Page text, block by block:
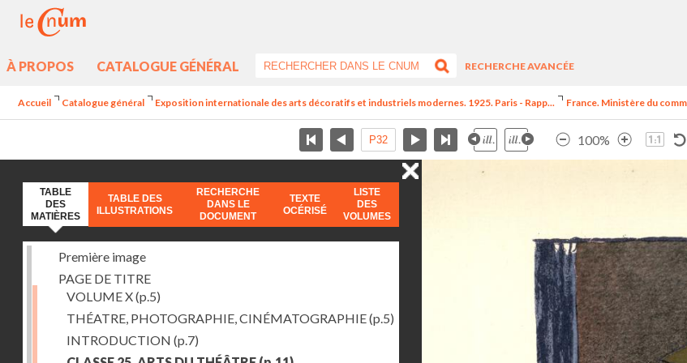
À PROPOS CATALOGUE GÉNÉRAL
RECHERCHE AVANCÉE
Accueil Catalogue général Exposition internationale des arts décoratifs et industriels modernes. 1925. Paris - Rapp... France. Ministère du
100%
TABLE
DES
MATIÈRES
TABLE DES
ILLUSTRATIONS
RECHERCHE
DANS LE
DOCUMENT
TEXTE
OCÉRISÉ
LISTE
DES
VOLUMES
Première image
PAGE DE TITRE
VOLUME X(p.5)
THÉATRE, PHOTOGRAPHIE, CINÉMATOGRAPHIE(p.5)
INTRODUCTION (p.7)